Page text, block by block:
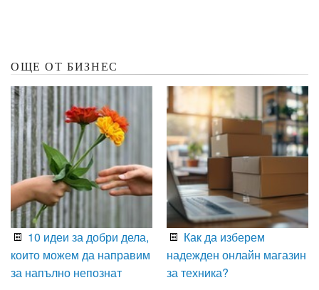
ОЩЕ ОТ БИЗНЕС
10 идеи за добри дела,
които можем да направим
за напълно непознат
Как да изберем
надежден онлайн магазин
за техника?